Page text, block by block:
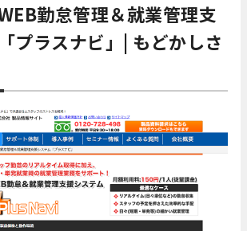
勤怠管理＆就業管理支
プラスナビ」| もどかしさ